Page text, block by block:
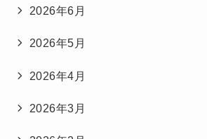
2026年6月
2026年5月
2026年4月
2026年3月